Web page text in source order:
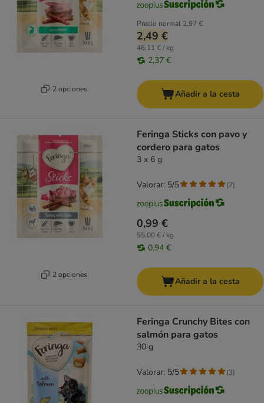
2 opciones
Precio normal 2,97 €
2,49 €
46,11 € / kg
2,37 €
Añadir a la cesta
2 opciones
Feringa Sticks con pavo y
cordero para gatos
3 x 6 g
0,99 €
55,00 € / kg
0,94 €
Valorar: 5/5 (7)
Añadir a la cesta
Feringa Crunchy Bites con
salmón para gatos
30 g
Valorar: 5/5 (3)